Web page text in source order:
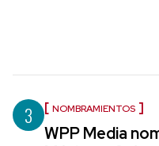
3 NOMBRAMIENTOS
WPP Media